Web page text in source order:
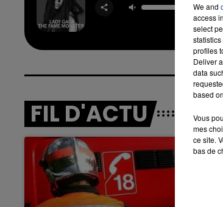
FIL D'ACTU
We and
access
select
profiles
Deliver
data
based
Vous
mes
ce site.
bas de